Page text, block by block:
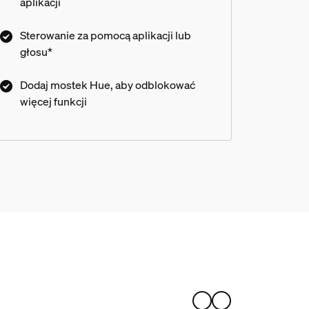
Sterowanie za pomocą aplikacji lub
głosu*
Dodaj mostek Hue, aby odblokować
więcej funkcji